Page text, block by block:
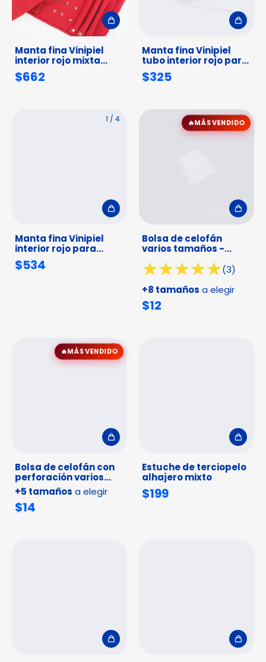
Manta fina Vinipiel
interior rojo mixta
grande
$662
Manta fina Vinipiel
tubo interior rojo para
pulseras
$325
1 / 4
Manta fina Vinipiel
interior rojo para
aretes
$534
1/7
Bolsa de celofán
varios tamaños -
(3)
+8 tamaños a elegir
$12
MÁS VENDIDO
1/2
Bolsa de celofán con
perforación varios
tamaños - Paquete
100pz
+5 tamaños a elegir
$14
MÁS VENDIDO
Estuche de terciopelo
alhajero mixto
$199